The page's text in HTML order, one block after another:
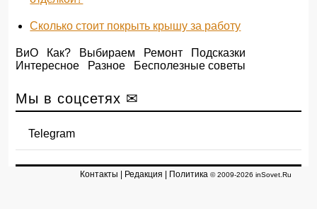
Сколько стоит покрыть крышу за работу
ВиО Как? Выбираем Ремонт
Подсказки
Интересное
Разное Бесполезные советы
Мы в соцсетях ✉
Telegram
Контакты Редакция Политика © 2009-2026 inSovet.Ru